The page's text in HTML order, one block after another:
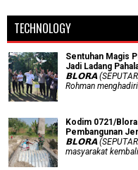
TECHNOLOGY
Sentuhan Magis
Jadi Ladang
𝗕𝗟𝗢𝗥𝗔
Rohman
Kodim 0721/
Pembangunan
𝗕𝗟𝗢𝗥𝗔
masyarakat